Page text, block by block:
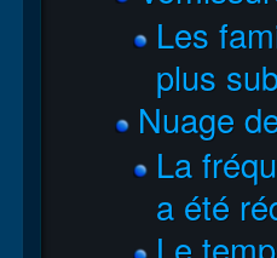
Les
plus
Nuage
La
a été